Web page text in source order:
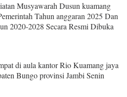
Musyawarah Dusun kuamang
Tahun anggaran 2025 Dan
2020-2028 Secara Resmi Dibuka
di aula kantor Rio Kuamang jaya
Bungo provinsi Jambi Senin